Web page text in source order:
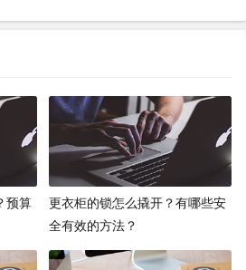
预算
更衣柜的锁怎么撬开？有哪些安
全有效的方法？